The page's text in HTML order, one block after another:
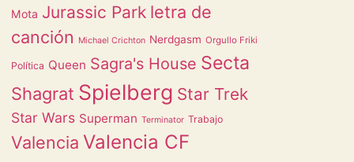
Mota Jurassic Park letra de
canción
Michael Crichton Nerdgasm Orgullo Friki
Política Queen Sagra's House Secta
Shagrat Spielberg Star Trek
Star Wars Superman Terminator Trabajo
Valencia Valencia CF